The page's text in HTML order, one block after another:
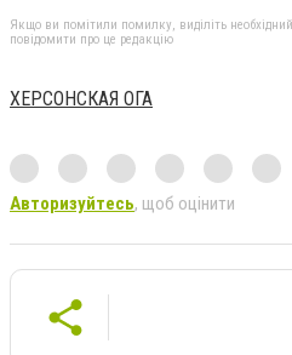
Якщо ви помітили помилку, виділіть
повідомити про це редакцію
ХЕРСОНСКАЯ ОГА
Авторизуйтесь, щоб оцінити